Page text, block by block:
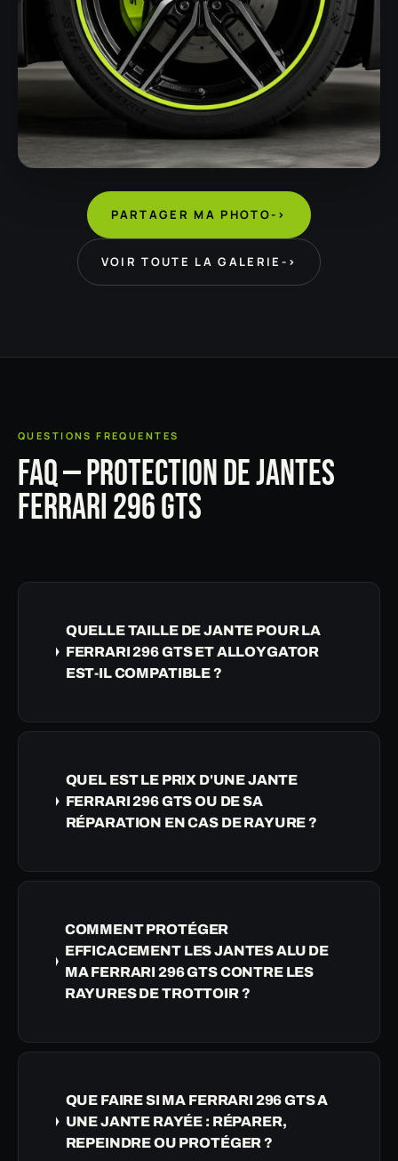
PARTAGER MA PHOTO->
VOIR TOUTE LA GALERIE ->
QUESTIONS FREQUENTES
FAQ — PROTECTION DE JANTES
FERRARI 296 GTS
QUELLE TAILLE DE JANTE POUR LA
FERRARI 296 GTS ET ALLOYGATOR
EST-IL COMPATIBLE ?
QUEL EST LE PRIX D'UNE JANTE
FERRARI 296 GTS OU DE SA
RÉPARATION EN CAS DE RAYURE ?
COMMENT PROTÉGER
EFFICACEMENT LES JANTES ALU DE
MA FERRARI 296 GTS CONTRE LES
RAYURES DE TROTTOIR ?
QUE FAIRE SI MA FERRARI 296 GTS A
UNE JANTE RAYÉE : RÉPARER,
REPEINDRE OU PROTÉGER ?